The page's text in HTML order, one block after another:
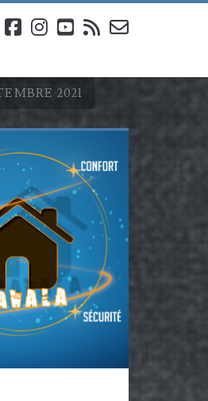
facebook
instagram
youtube
rss email-
2021